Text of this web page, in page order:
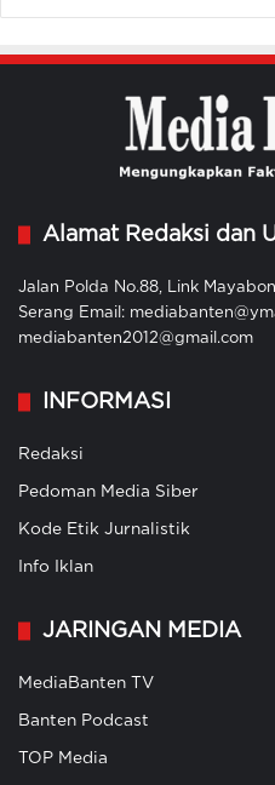
Alamat Redaksi dan
Jalan Polda No.88, Link
Serang Email:
mediabanten2012@gmail.com
INFORMASI
Redaksi
Pedoman Media Siber
Kode Etik Jurnalistik
Info Iklan
JARINGAN MEDIA
MediaBanten TV
Banten Podcast
TOP Media